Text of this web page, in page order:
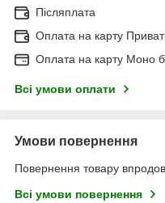
Післяплата
Оплата на карту
Оплата на карту Моно
Всі умови оплати
Умови повернення
Повернення товару
Всі умови повернення